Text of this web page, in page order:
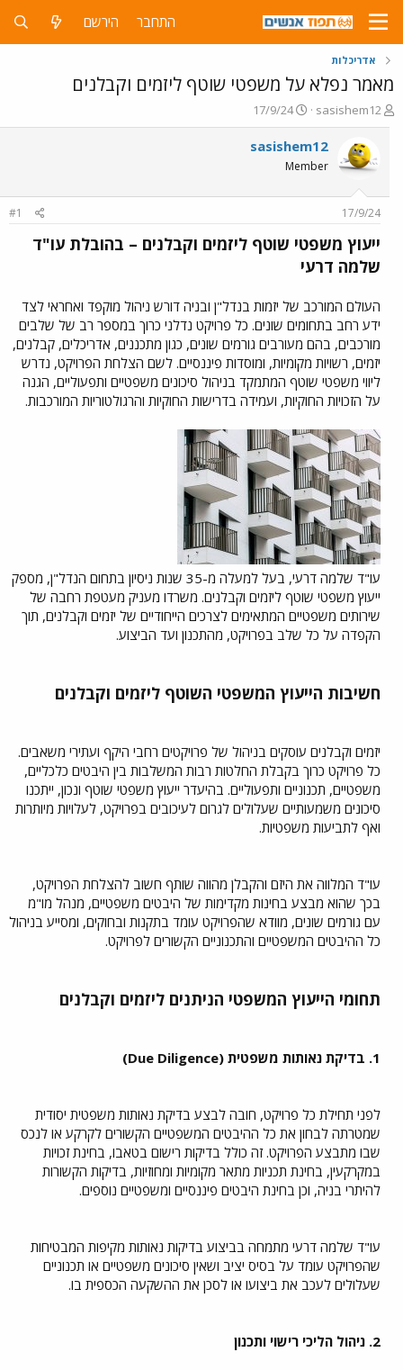
התחבר הירשם
אדריכלות
מאמר נפלא על משפטי שוטף ליזמים וקבלנים
פ
ו
ח
ש
א
sasishem12
פ
ו
ר
ם
ר
17/9/24
sasishem12
Member
17/9/24
#1
ייעוץ משפטי שוטף ליזמים וקבלנים – בהובלת עו"ד
שלמה דרעי
העולם המורכב של יזמות בנדל"ן ובניה דורש ניהול מוקפד ואחראי לצד
ידע רחב בתחומים שונים. כל פרויקט נדלני כרוך במספר רב של שלבים
מורכבים, בהם מעורבים גורמים שונים, כגון מתכננים, אדריכלים, קבלנים,
יזמים, רשויות מקומיות, ומוסדות פיננסיים. לשם הצלחת הפרויקט, נדרש
ליווי משפטי שוטף המתמקד בניהול סיכונים משפטיים ותפעוליים, הגנה
על הזכויות החוקיות, ועמידה בדרישות החוקיות והרגולטוריות המורכבות.
עו"ד שלמה דרעי, בעל למעלה מ-35 שנות ניסיון בתחום הנדל"ן, מספק
ייעוץ משפטי שוטף ליזמים וקבלנים. משרדו מעניק מעטפת רחבה של
שירותים משפטיים המתאימים לצרכים הייחודיים של יזמים וקבלנים, תוך
הקפדה על כל שלב בפרויקט, מהתכנון ועד הביצוע.
חשיבות הייעוץ המשפטי השוטף ליזמים וקבלנים
יזמים וקבלנים עוסקים בניהול של פרויקטים רחבי היקף ועתירי משאבים.
כל פרויקט כרוך בקבלת החלטות רבות המשלבות בין היבטים כלכליים,
משפטיים, תכנוניים ותפעוליים. בהיעדר ייעוץ משפטי שוטף ונכון, ייתכנו
סיכונים משמעותיים שעלולים לגרום לעיכובים בפרויקט, לעלויות מיותרות
ואף לתביעות משפטיות.
עו"ד המלווה את היזם והקבלן מהווה שותף חשוב להצלחת הפרויקט,
בכך שהוא מבצע בחינות מקדימות של היבטים משפטיים, מנהל מו"מ
עם גורמים שונים, מוודא שהפרויקט עומד בתקנות ובחוקים, ומסייע בניהול
כל ההיבטים המשפטיים והתכנוניים הקשורים לפרויקט.
תחומי הייעוץ המשפטי הניתנים ליזמים וקבלנים
1. בדיקת נאותות משפטית (Due Diligence)
לפני תחילת כל פרויקט, חובה לבצע בדיקת נאותות משפטית יסודית
שמטרתה לבחון את כל ההיבטים המשפטיים הקשורים לקרקע או לנכס
שבו מתבצע הפרויקט. זה כולל בדיקות רישום בטאבו, בחינת זכויות
במקרקעין, בחינת תכניות מתאר מקומיות ומחוזיות, בדיקות הקשורות
להיתרי בניה, וכן בחינת היבטים פיננסיים ומשפטיים נוספים.
עו"ד שלמה דרעי מתמחה בביצוע בדיקות נאותות מקיפות המבטיחות
שהפרויקט עומד על בסיס יציב ושאין סיכונים משפטיים או תכנוניים
שעלולים לעכב את ביצועו או לסכן את ההשקעה הכספית בו.
2. ניהול הליכי רישוי ותכנון